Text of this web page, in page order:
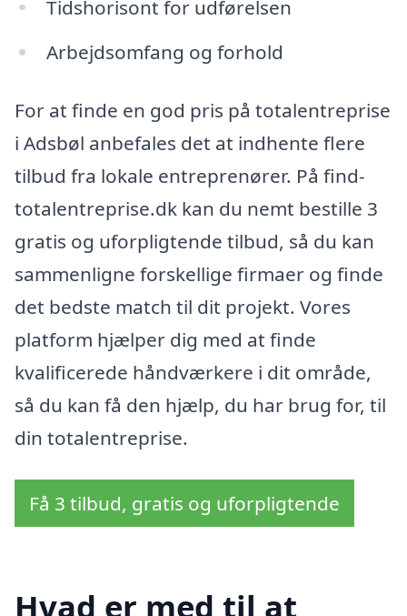
Tidshorisont for udførelsen
Arbejdsomfang og forhold
For at finde en god pris på totalentreprise
i Adsbøl anbefales det at indhente flere
tilbud fra lokale entreprenører. På find-
totalentreprise.dk kan du nemt bestille 3
gratis og uforpligtende tilbud, så du kan
sammenligne forskellige firmaer og finde
det bedste match til dit projekt. Vores
platform hjælper dig med at finde
kvalificerede håndværkere i dit område,
så du kan få den hjælp, du har brug for, til
din totalentreprise.
Få 3 tilbud, gratis og uforpligtende
Hvad er med til at